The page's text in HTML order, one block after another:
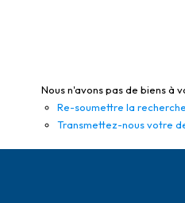
Nous n'avons pas de biens à
Re-soumettre la
Transmettez-nous votre